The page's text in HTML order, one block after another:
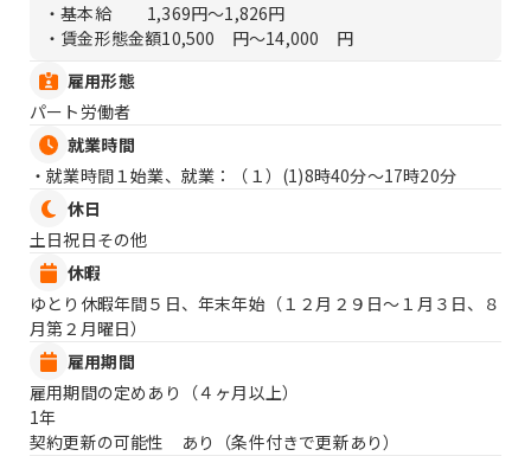
・基本給
1,369円〜1,826円
・賃金形態金額10,500 円〜14,000 円
雇用形態
パート労働者
就業時間
・就業時間１始業、就業：（１） (1)8時40分〜17時20分
休日
土日祝日その他
休暇
ゆとり休暇年間５日、年末年始（１２月２９日〜１月３日、８
月第２月曜日）
雇用期間
雇用期間の定めあり（４ヶ月以上）
1年
契約更新の可能性 あり（条件付きで更新あり）